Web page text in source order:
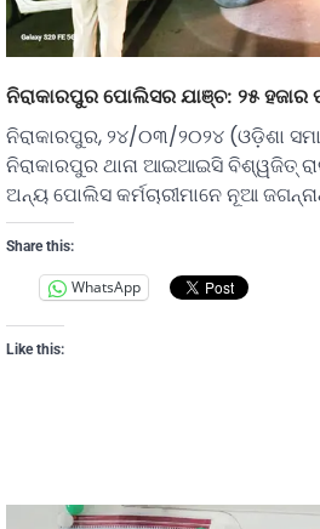
ନିରାକାରପୁର ପୋଲିସର ଯାଞ୍ଚ: ୨୫ ହଜାର
ନିରାକାରପୁର, ୨୪/୦୩/୨୦୨୪ (ଓଡ଼ିଶା
ନିରାକାରପୁର ଥାନା ଆଇଆଇସି ବିଶ୍ୱଜିତ୍
ଅନ୍ୟ ପୋଲିସ କର୍ମଚାରୀମାନେ ନୂଆ
Share this:
WhatsApp
Like this: